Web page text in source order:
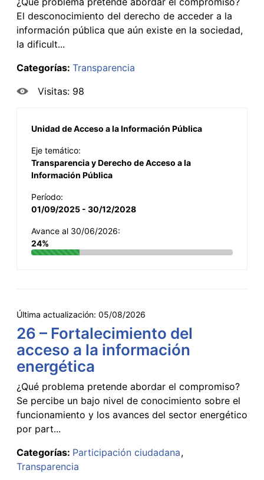
El desconocimiento del derecho de acceder a la
información pública que aún existe en la sociedad,
la dificult...
Categorías: Transparencia
Visitas: 98
Unidad de Acceso a la Información Pública
Eje temático:
Transparencia y Derecho de Acceso a la
Información Pública
Período:
01/09/2025 - 30/12/2028
Avance al 30/06/2026:
24%
Última actualización: 05/08/2026
26 – Fortalecimiento del
acceso a la información
energética
¿Qué problema pretende abordar el compromiso?
Se percibe un bajo nivel de conocimiento sobre el
funcionamiento y los avances del sector energético
por part...
Categorías: Participación ciudadana
Transparencia